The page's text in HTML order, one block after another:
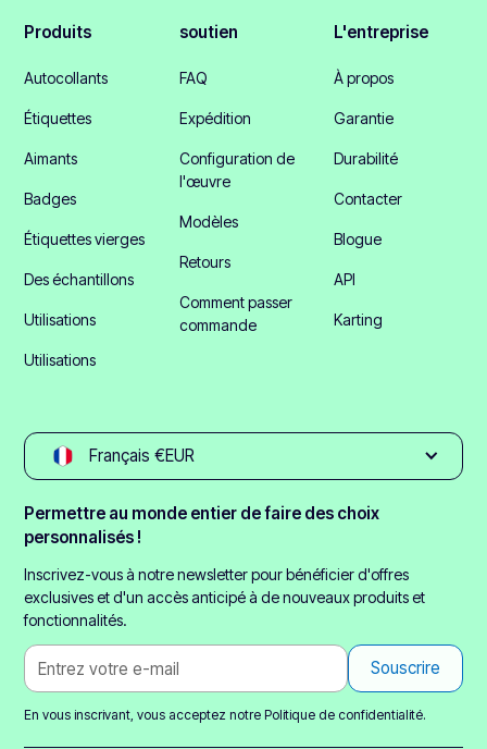
Produits
Autocollants
Étiquettes
Aimants
Badges
Étiquettes vierges
Des échantillons
Utilisations
Utilisations
soutien
FAQ
Expédition
Configuration de
l'œuvre
Modèles
Retours
Comment passer
commande
L'entreprise
À propos
Garantie
Durabilité
Contacter
Blogue
API
Karting
Français €EUR
Permettre au monde entier de faire des choix
personnalisés !
Inscrivez-vous à notre newsletter pour bénéficier d'offres
exclusives et d'un accès anticipé à de nouveaux produits et
fonctionnalités.
En vous inscrivant, vous acceptez notrePolitique de confidentialité.